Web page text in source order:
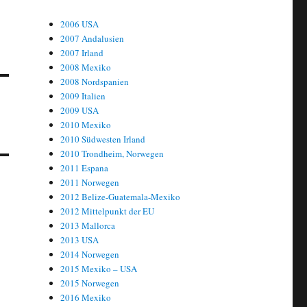
2006 USA
2007 Andalusien
2007 Irland
2008 Mexiko
2008 Nordspanien
2009 Italien
2009 USA
2010 Mexiko
2010 Südwesten Irland
2010 Trondheim, Norwegen
2011 Espana
2011 Norwegen
2012 Belize-Guatemala-Mexiko
2012 Mittelpunkt der EU
2013 Mallorca
2013 USA
2014 Norwegen
2015 Mexiko – USA
2015 Norwegen
2016 Mexiko